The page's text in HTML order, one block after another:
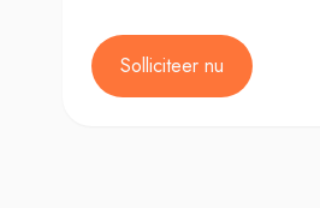
Solliciteer nu